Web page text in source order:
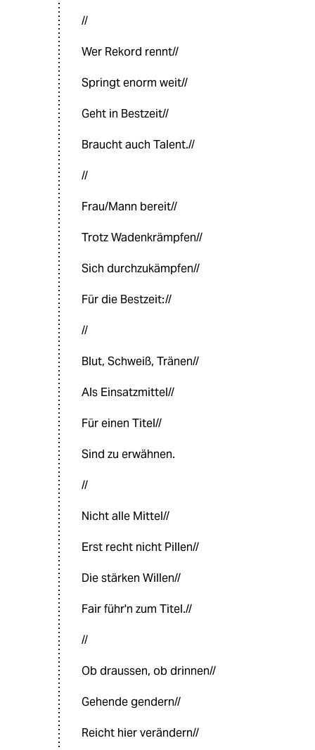
//
Wer Rekord rennt//
Springt enorm weit//
Geht in Bestzeit//
Braucht auch Talent.//
//
Frau/Mann bereit//
Trotz Wadenkrämpfen//
Sich durchzukämpfen//
Für die Bestzeit://
//
Blut, Schweiß, Tränen//
Als Einsatzmittel//
Für einen Titel//
Sind zu erwähnen.
//
Nicht alle Mittel//
Erst recht nicht Pillen//
Die stärken Willen//
Fair führ'n zum Titel.//
//
Ob draussen, ob drinnen//
Gehende gendern//
Reicht hier verändern//